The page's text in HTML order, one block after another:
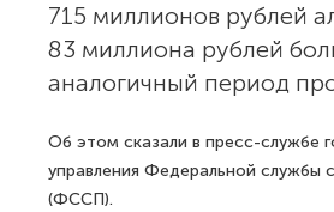
715 миллионов рублей
83 миллиона рублей
аналогичный период
Об этом сказали в пресс-службе
управления Федеральной службы
(ФССП).